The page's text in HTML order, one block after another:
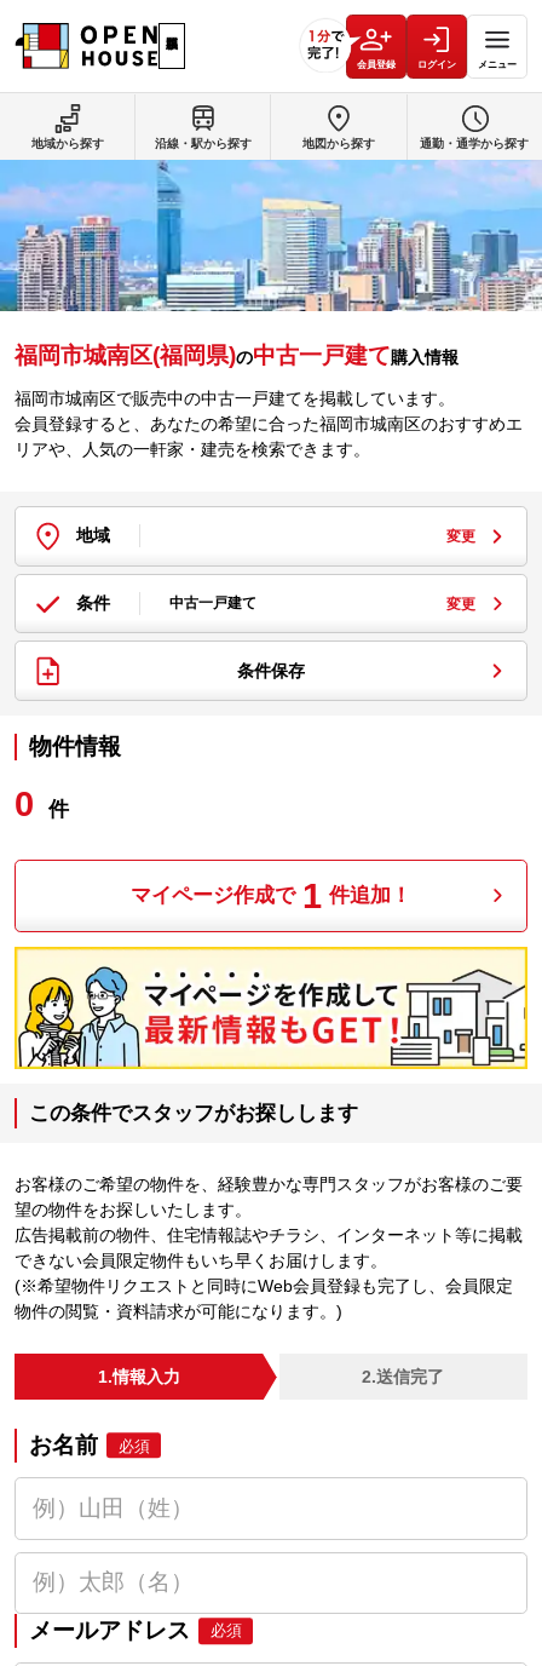
会員登録 ログイン メニュー
福岡市城南区(福岡県)の中古一戸建て購入情報
福岡市城南区で販売中の中古一戸建てを掲載しています。
会員登録すると、あなたの希望に合った福岡市城南区のおすすめエ
リアや、人気の一軒家・建売を検索できます。
地域 変更
条件 中古一戸建て 変更
条件保存
物件情報
0 件
マイページ作成で 1 件追加！
この条件でスタッフがお探しします
お客様のご希望の物件を、経験豊かな専門スタッフがお客様のご要
望の物件をお探しいたします。
広告掲載前の物件、住宅情報誌やチラシ、インターネット等に掲載
できない会員限定物件もいち早くお届けします。
(※希望物件リクエストと同時にWeb会員登録も完了し、会員限定
物件の閲覧・資料請求が可能になります。)
1.情報入力 2.送信完了
お名前 必須
メールアドレス 必須
地域から探す 沿線・駅から探す 地図から探す 通勤・通学から探す